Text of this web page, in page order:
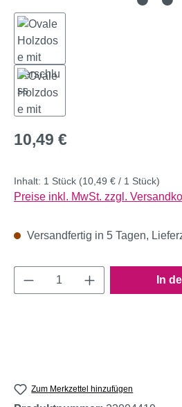
Regulärer Preis:
10,49 €
Inhalt: 1 Stück (10,49 € / 1 Stück)
Preise inkl. MwSt. zzgl.
Versandfertig in 5 Tagen,
Produkt Anzahl: Gib In
Zum Merkzettel hinzufügen